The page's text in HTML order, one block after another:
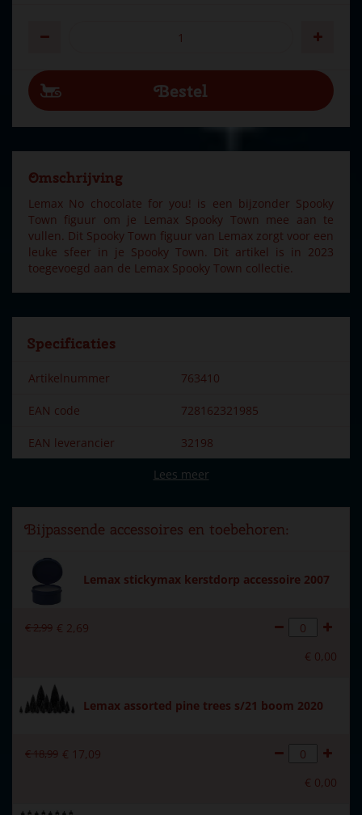
Omschrijving
Lemax No chocolate for you! is een bijzonder Spooky
Town figuur om je Lemax Spooky Town mee aan te
vullen. Dit Spooky Town figuur van Lemax zorgt voor een
leuke sfeer in je Spooky Town. Dit artikel is in 2023
toegevoegd aan de Lemax Spooky Town collectie.
Specificaties
Artikelnummer 763410
EAN code 728162321985
EAN leverancier 32198
Lemax
Dorpsnaam Spooky Town
Locatie ST-P14-D
Soort Mens & dier
Introductiejaar
Met verlichting
Met muziek Nee
Lees meer
Bijpassende accessoires en toebehoren:
Lemax stickymax kerstdorp accessoire 2007
€2,99 € 2,69
€ 0,00
Lemax assorted pine trees s/21 boom 2020
€18,99 € 17,09
€ 0,00